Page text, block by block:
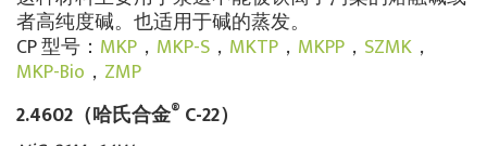
者高纯度碱。也适用于碱的蒸发。
CP 型号： MKP ， MKP-S ， MKTP ， MKPP ， SZMK ，
MKP-Bio ， ZMP
2.4602（哈氏合金® C-22）